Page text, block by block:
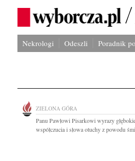
Nekrologi Odeszli Poradnik
ZIELONA GÓRA
Panu Pawłowi Pisarkowi wyrazy
współczucia i słowa otuchy z powodu